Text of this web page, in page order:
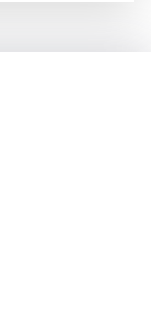
Başkanı
Veli
tüm